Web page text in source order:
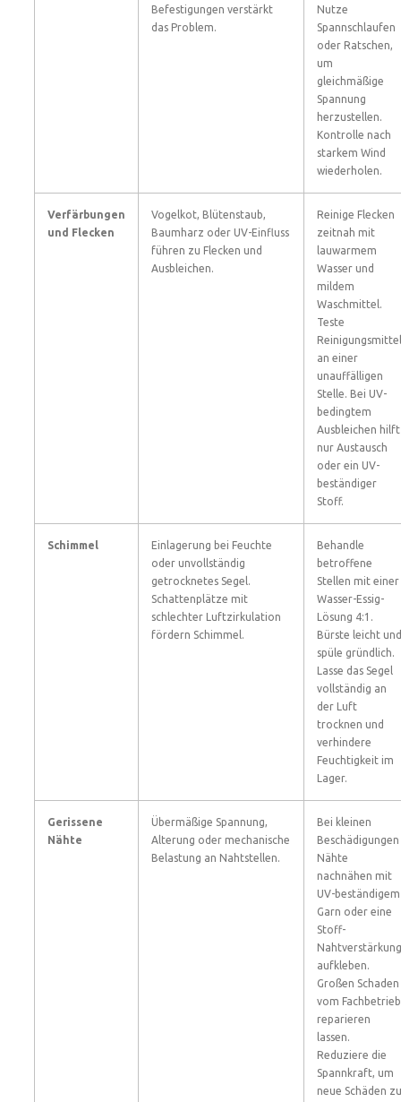
Befestigungen verstärkt
das Problem.
Nutze
Spannschlaufen
oder Ratschen,
um
gleichmäßige
Spannung
herzustellen.
Kontrolle nach
starkem Wind
wiederholen.
Verfärbungen
und Flecken
Vogelkot, Blütenstaub,
Baumharz oder UV-Einfluss
führen zu Flecken und
Ausbleichen.
Reinige Flecken
zeitnah mit
lauwarmem
Wasser und
mildem
Waschmittel.
Teste
Reinigungsmittel
an einer
unauffälligen
Stelle. Bei UV-
bedingtem
Ausbleichen hilft
nur Austausch
oder ein UV-
beständiger
Stoff.
Schimmel
Einlagerung bei Feuchte
oder unvollständig
getrocknetes Segel.
Schattenplätze mit
schlechter Luftzirkulation
fördern Schimmel.
Behandle
betroffene
Stellen mit einer
Wasser-Essig-
Lösung 4:1.
Bürste leicht und
spüle gründlich.
Lasse das Segel
vollständig an
der Luft
trocknen und
verhindere
Feuchtigkeit im
Lager.
Gerissene
Nähte
Übermäßige Spannung,
Alterung oder mechanische
Belastung an Nahtstellen.
Bei kleinen
Beschädigungen
Nähte
nachnähen mit
UV-beständigem
Garn oder eine
Stoff-
Nahtverstärkung
aufkleben.
Großen Schaden
vom Fachbetrieb
reparieren
lassen.
Reduziere die
Spannkraft, um
neue Schäden zu